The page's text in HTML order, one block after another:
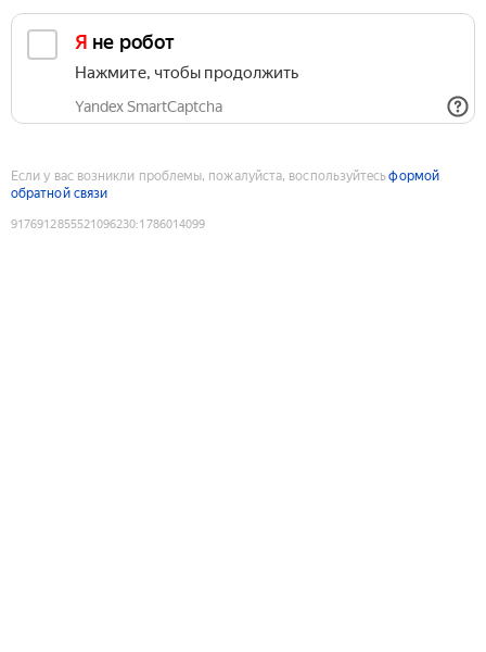
Я не робот
Нажмите, чтобы продолжить
Yandex SmartCaptcha
Если у вас возникли проблемы, пожалуйста, воспользуйтесьформой
обратной связи
9176912855521096230:1786014099